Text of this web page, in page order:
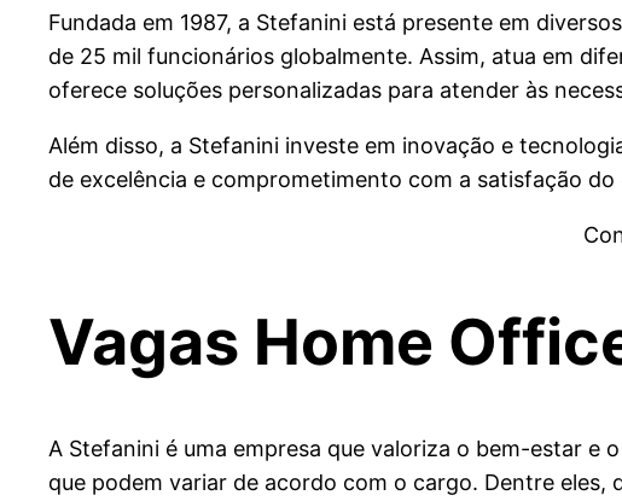
Fundada em 1987, a Stefanini está presente em
de 25 mil funcionários globalmente. Assim, atua em
oferece soluções personalizadas para atender às
Além disso, a Stefanini investe em inovação e
de excelência e comprometimento com a satisfação
Vagas Home
A Stefanini é uma empresa que valoriza o bem-estar e
que podem variar de acordo com o cargo. Dentre